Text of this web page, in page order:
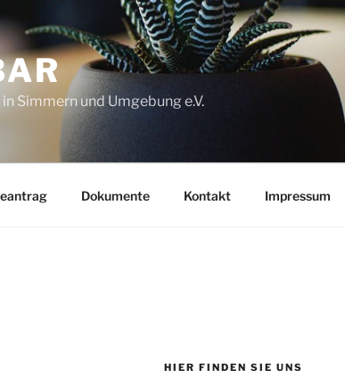
Simmern und Umgebung e.V.
Dokumente Kontakt Impressum
HIER FINDEN SIE UNS